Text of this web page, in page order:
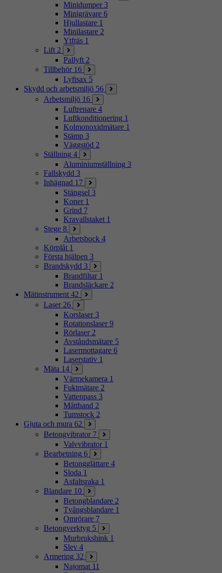
Minidumper 3
Minigrävare 6
Hjullastare 1
Minilastare 2
Ytfräs 1
Lift 2
Pallyft 2
Tillbehör 16
Lyftsax 5
Skydd och arbetsmiljö 56
Arbetsmiljö 16
Luftrenare 4
Luftkonditionering 1
Kolmonoxidmätare 1
Stämp 3
Väggstöd 2
Ställning 4
Aluminiumställning 3
Fallskydd 3
Inhägnad 17
Stängsel 3
Koner 1
Grind 7
Kravallstaket 1
Stege 8
Arbetsbock 4
Körplåt 1
Första hjälpen 3
Brandskydd 3
Brandfiltar 1
Brandsläckare 2
Mätinstrument 42
Laser 26
Korslaser 3
Rotationslaser 9
Rörlaser 2
Avståndsmätare 5
Lasermottagare 6
Laserstativ 1
Mäta 14
Värmekamera 1
Fuktmätare 2
Vattenpass 3
Måttband 2
Tumstock 2
Gjuta och mura 62
Betongvibrator 7
Valvvibrator 1
Bearbetning 6
Betongglättare 4
Sloda 1
Asfaltsraka 1
Blandare 10
Betongblandare 2
Tvångsblandare 1
Omrörare 7
Betongverktyg 5
Murbrukshink 1
Slev 4
Armering 32
Najomat 11